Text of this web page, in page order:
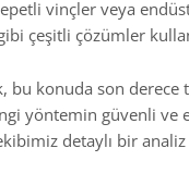
vinçler veya
çeşitli çözümler
bu konuda son derece
yöntemin güvenli ve
detaylı bir analiz